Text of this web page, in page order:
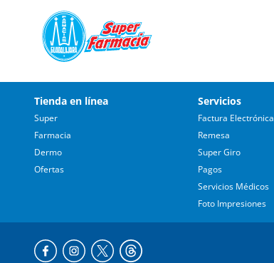
Tienda en línea
Super
Farmacia
Dermo
Ofertas
Servicios
Factura Electrónica
Remesa
Super Giro
Pagos
Servicios Médicos
Foto Impresiones